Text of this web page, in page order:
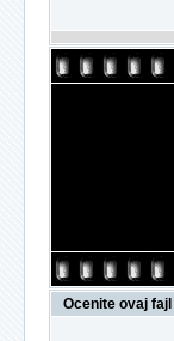
Ocenite ovaj fajl